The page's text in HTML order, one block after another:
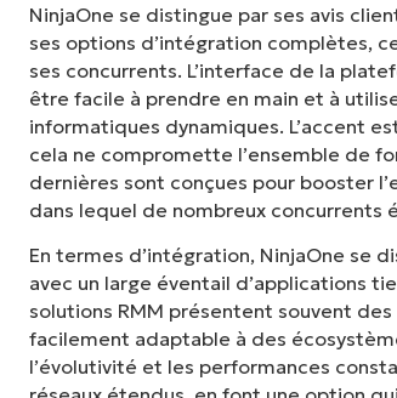
NinjaOne se distingue par ses avis
ses options d’intégration complètes,
ses concurrents. L’interface de la
être facile à prendre en main et à
informatiques dynamiques. L’accent
cela ne compromette l’ensemble de
dernières sont conçues pour booster
dans lequel de nombreux concurrents
En termes d’intégration, NinjaOne se
avec un large éventail d’applications
solutions RMM présentent souvent des
facilement adaptable à des
l’évolutivité et les performances
« NinjaOne est
et des fonctionnalités
ou d'interface difficile à
clairement étiquetés,
retrouver. »
Ryan Reiffenberger
Reiffenberger.NET